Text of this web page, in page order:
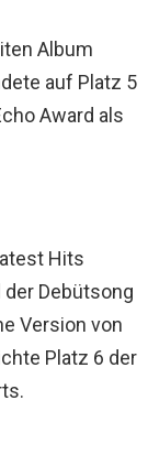
Album
auf Platz 5
Award als
Hits
Debütsong
Version von
Platz 6 der